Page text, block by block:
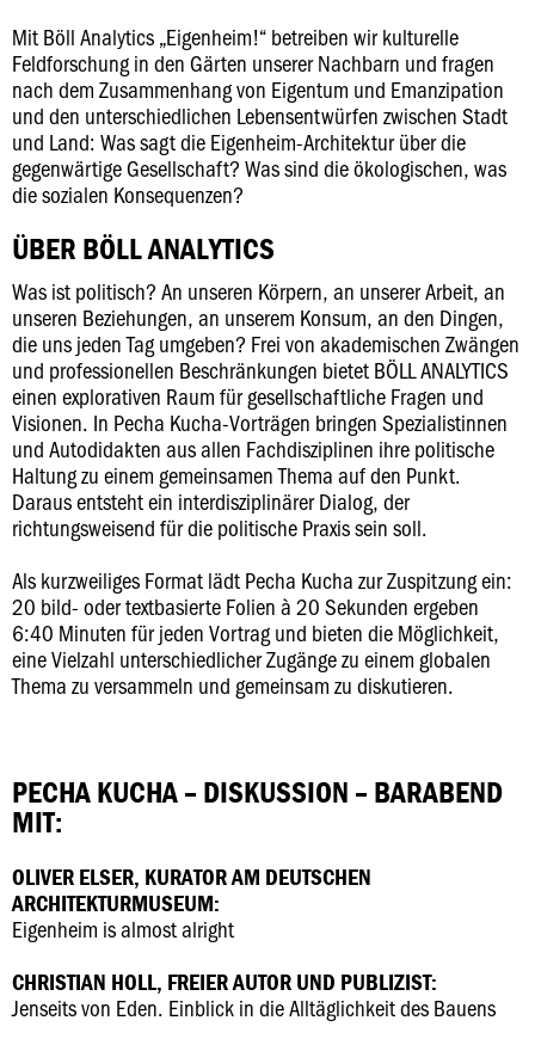
Mit Böll Analytics „Eigenheim!“ betreiben wir kulturelle
Feldforschung in den Gärten unserer Nachbarn und fragen
nach dem Zusammenhang von Eigentum und Emanzipation
und den unterschiedlichen Lebensentwürfen zwischen Stadt
und Land: Was sagt die Eigenheim-Architektur über die
gegenwärtige Gesellschaft? Was sind die ökologischen, was
die sozialen Konsequenzen?
ÜBER BÖLL ANALYTICS
Was ist politisch? An unseren Körpern, an unserer Arbeit, an
unseren Beziehungen, an unserem Konsum, an den Dingen,
die uns jeden Tag umgeben? Frei von akademischen Zwängen
und professionellen Beschränkungen bietet BÖLL ANALYTICS
einen explorativen Raum für gesellschaftliche Fragen und
Visionen. In Pecha Kucha-Vorträgen bringen Spezialistinnen
und Autodidakten aus allen Fachdisziplinen ihre politische
Haltung zu einem gemeinsamen Thema auf den Punkt.
Daraus entsteht ein interdisziplinärer Dialog, der
richtungsweisend für die politische Praxis sein soll.
Als kurzweiliges Format lädt Pecha Kucha zur Zuspitzung ein:
20 bild- oder textbasierte Folien à 20 Sekunden ergeben
6:40 Minuten für jeden Vortrag und bieten die Möglichkeit,
eine Vielzahl unterschiedlicher Zugänge zu einem globalen
Thema zu versammeln und gemeinsam zu diskutieren.
PECHA KUCHA – DISKUSSION – BARABEND
MIT:
OLIVER ELSER, KURATOR AM DEUTSCHEN
ARCHITEKTURMUSEUM:
Eigenheim is almost alright
CHRISTIAN HOLL, FREIER AUTOR UND PUBLIZIST:
Jenseits von Eden. Einblick in die Alltäglichkeit des Bauens